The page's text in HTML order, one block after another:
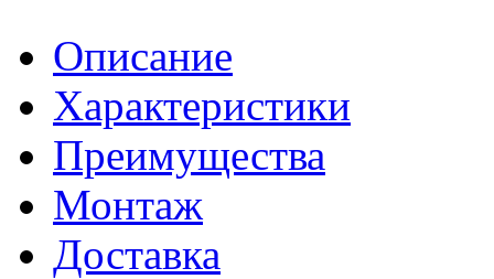
Описание
Характеристики
Преимущества
Монтаж
Доставка